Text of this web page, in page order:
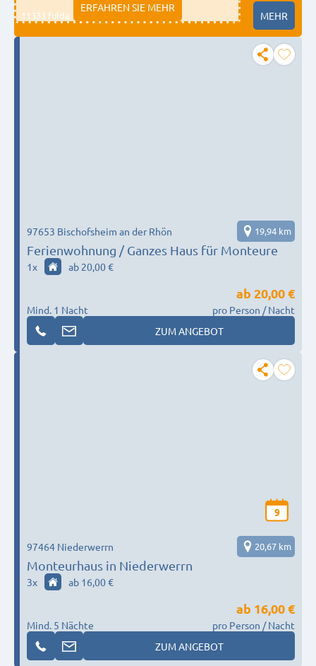
ERFAHREN SIE MEHR
11333 fulda MEHR
Ferienwohnung / Ganzes Haus für Monteure
97653 Bischofsheim an der Rhön 19,94 km
1x ab 20,00 €
Mind. 1 Nacht
ab 20,00 €
pro Person / Nacht
ZUM ANGEBOT
9
Monteurhaus in Niederwerrn
97464 Niederwerrn 20,67 km
3x ab 16,00 €
Mind. 5 Nächte
ab 16,00 €
pro Person / Nacht
ZUM ANGEBOT